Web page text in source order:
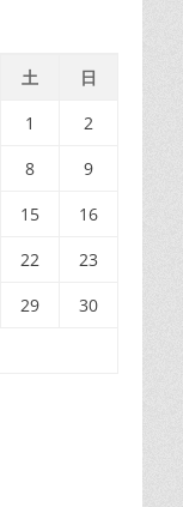
土
日
1
2
8
9
15
16
22
23
29
30